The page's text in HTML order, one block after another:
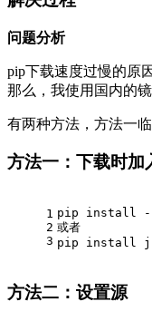
问题分析
pip下载速度过慢的原
那么，我使用国内的
有两种方法，方法一
方法一：下载时加
1
2
3
pip install -i
或者
pip install
方法二：设置源